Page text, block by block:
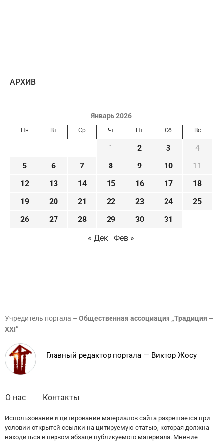
AРХИВ
Январь 2026
Пн Вт Ср Чт Пт Сб Вс
1 2 3
4
5
6 7 8 9 10
11
12
13 14 15 16 17
18
19
20 21 22 23 24
25
26
27 28 29 30
31
« Дек
Фев »
Учредитель портала – Общественная ассоциация „Традиция –
XXI”
Главный редактор портала — Виктор Жосу
О нас Контакты
Использование и цитирование материалов сайта разрешается при
условии открытой ссылки на цитируемую статью, которая должна
находиться в первом абзаце публикуемого материала. Мнение